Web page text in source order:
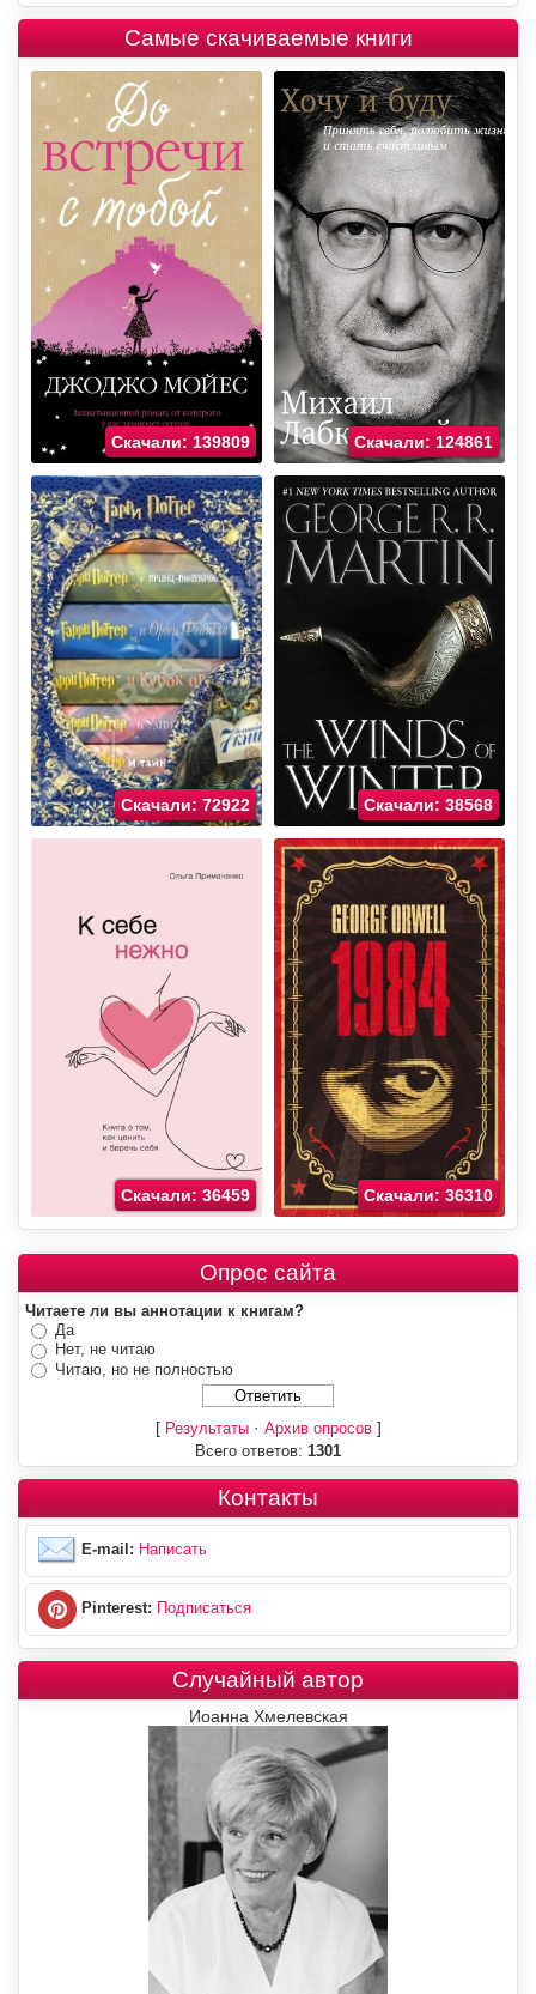
Самые скачиваемые книги
Скачали: 139809 Скачали: 124861
Скачали: 72922 Скачали: 38568
Скачали: 36459 Скачали: 36310
Опрос сайта
Читаете ли вы аннотации к книгам?
Да
Нет, не читаю
Читаю, но не полностью
[ Результаты· Архив опросов]
Всего ответов: 1301
Контакты
E-mail: Написать
Pinterest: Подписаться
Случайный автор
Иоанна Хмелевская